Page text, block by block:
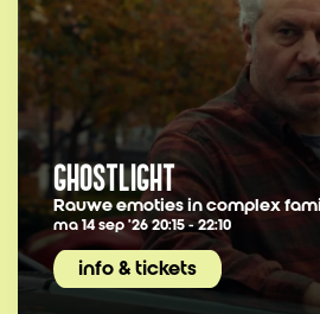
GHOSTLIGHT
Rauwe emoties in complex
ma 14 sep ’2620:15 - 22:10
info & tickets